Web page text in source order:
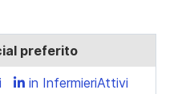
preferito
in InfermieriAttivi